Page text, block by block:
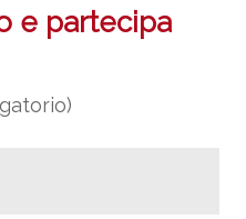
e partecipa